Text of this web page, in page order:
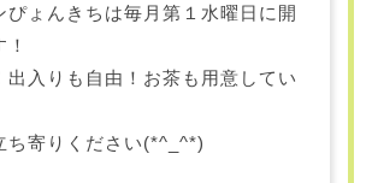
ぴょんきちは毎月第１水曜日に開
出入りも自由！お茶も用意してい
ち寄りください(*^_^*)